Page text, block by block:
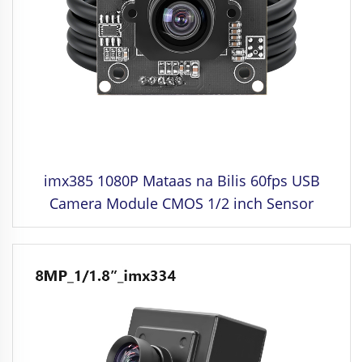
imx385 1080P Mataas na Bilis 60fps USB
Camera Module CMOS 1/2 inch Sensor